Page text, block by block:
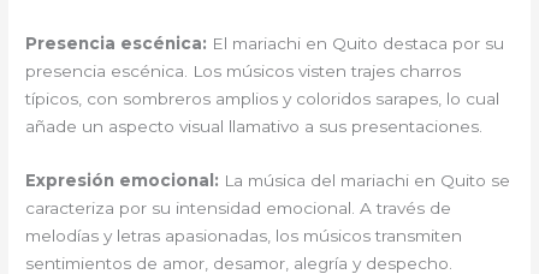
Presencia escénica: El mariachi en Quito destaca por su
presencia escénica. Los músicos visten trajes charros
típicos, con sombreros amplios y coloridos sarapes, lo cual
añade un aspecto visual llamativo a sus presentaciones.
Expresión emocional: La música del mariachi en Quito se
caracteriza por su intensidad emocional. A través de
melodías y letras apasionadas, los músicos transmiten
sentimientos de amor, desamor, alegría y despecho.